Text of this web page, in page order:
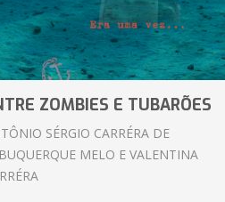
ZOMBIES E TUBARÕES
SÉRGIO CARRÉRA DE
MELO E VALENTINA